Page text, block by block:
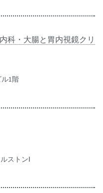
科・大腸と胃内視鏡クリ
ル1階
ストンⅠ